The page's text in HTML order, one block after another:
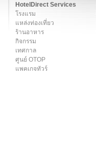
HotelDirect Services
โรงแรม
แหล่งท่องเที่ยว
ร้านอาหาร
กิจกรรม
เทศกาล
ศูนย์ OTOP
แพคเกจทัวร์